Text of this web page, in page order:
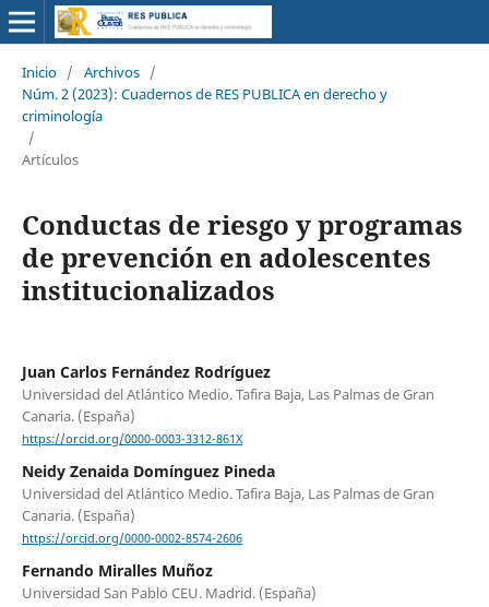
Inicio / Archivos /
Núm. 2 (2023): Cuadernos de RES PUBLICA en derecho y
criminología
/
Artículos
Conductas de riesgo y programas
de prevención en adolescentes
institucionalizados
Juan Carlos Fernández Rodríguez
Universidad del Atlántico Medio. Tafira Baja, Las Palmas de Gran
Canaria. (España)
https://orcid.org/0000-0003-3312-861X
Neidy Zenaida Domínguez Pineda
Universidad del Atlántico Medio. Tafira Baja, Las Palmas de Gran
Canaria. (España)
https://orcid.org/0000-0002-8574-2606
Fernando Miralles Muñoz
Universidad San Pablo CEU. Madrid. (España)